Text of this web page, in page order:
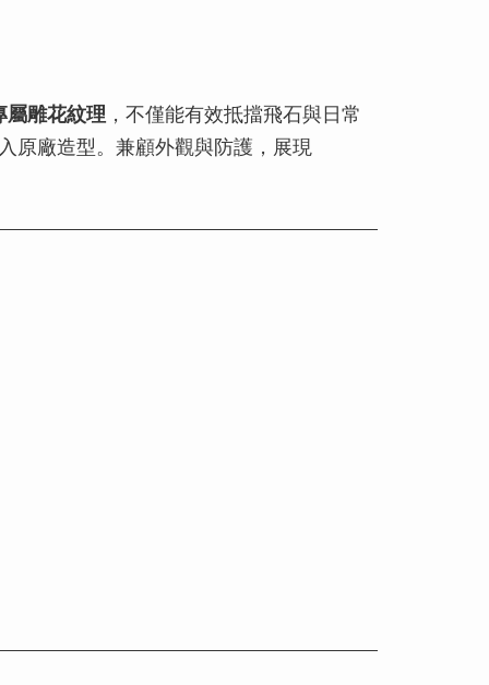
屬雕花紋理 ，不僅能有效抵擋飛石與日常
原廠造型。兼顧外觀與防護，展現